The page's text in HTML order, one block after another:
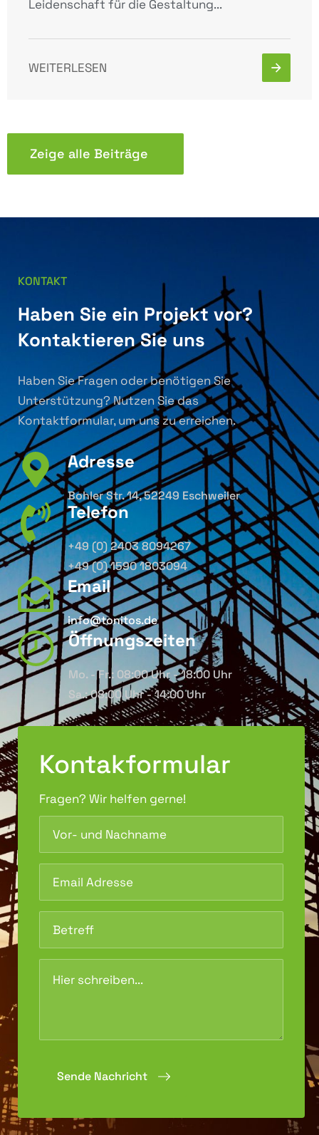
Leidenschaft für die Gestaltung...
WEITERLESEN
Zeige alle Beiträge
KONTAKT
Haben Sie ein Projekt vor?
Kontaktieren Sie uns
Haben Sie Fragen oder benötigen Sie
Unterstützung? Nutzen Sie das
Kontaktformular, um uns zu erreichen.
Adresse
Bohler Str. 14, 52249 Eschweiler
Telefon
+49 (0) 2403 8094267
+49 (0) 1590 1803094
Email
info@tonitos.de
Öffnungszeiten
Mo. - Fr.: 08:00 Uhr - 18:00 Uhr
Sa.: 08:00 Uhr - 14:00 Uhr
Kontakformular
Fragen? Wir helfen gerne!